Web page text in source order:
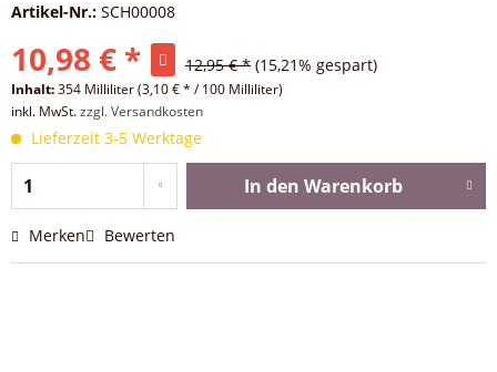
Artikel-Nr.: SCH00008
10,98 € * 12,95 € * (15,21% gespart)
Inhalt:354 Milliliter (3,10 € * / 100 Milliliter)
inkl. MwSt.zzgl. Versandkosten
Lieferzeit 3-5 Werktage
In den Warenkorb
Merken Bewerten